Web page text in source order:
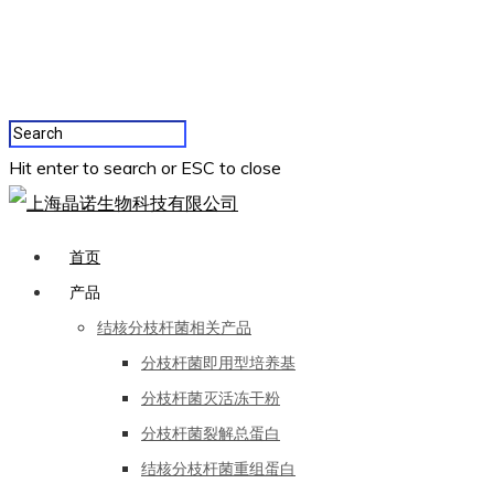
Hit enter to search or ESC to close
首页
产品
结核分枝杆菌相关产品
分枝杆菌即用型培养基
分枝杆菌灭活冻干粉
分枝杆菌裂解总蛋白
结核分枝杆菌重组蛋白